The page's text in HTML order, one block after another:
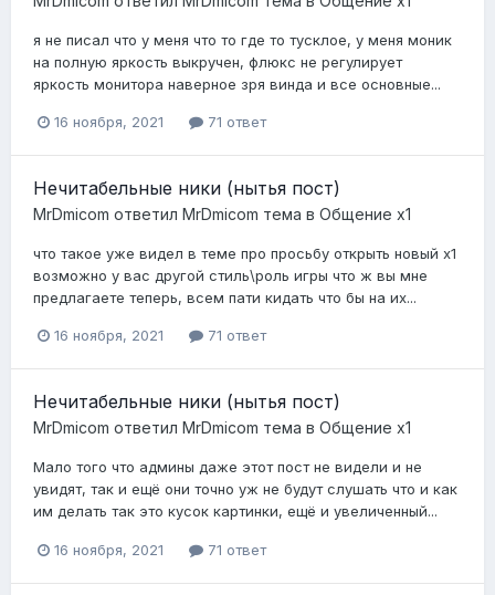
я не писал что у меня что то где то тусклое, у меня моник
на полную яркость выкручен, флюкс не регулирует
яркость монитора наверное зря винда и все основные...
16 ноября, 2021 71 ответ
Нечитабельные ники (нытья пост)
MrDmicom ответил MrDmicom тема в Общение x1
что такое уже видел в теме про просьбу открыть новый х1
возможно у вас другой стиль\роль игры что ж вы мне
предлагаете теперь, всем пати кидать что бы на их...
16 ноября, 2021 71 ответ
Нечитабельные ники (нытья пост)
MrDmicom ответил MrDmicom тема в Общение x1
Мало того что админы даже этот пост не видели и не
увидят, так и ещё они точно уж не будут слушать что и как
им делать так это кусок картинки, ещё и увеличенный...
16 ноября, 2021 71 ответ